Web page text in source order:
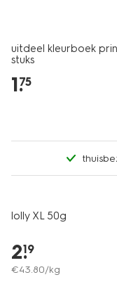
uitdeel kleurboek
stuks
1.
75
lolly XL 50g
2.
19
€43.80/kg